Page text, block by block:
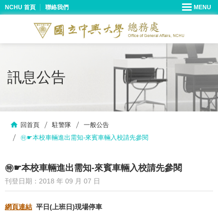
NCHU 首頁 聯絡我們
訊息公告
回首頁 駐警隊
一般公告
㊕☛本校車輛進出需知-來賓車輛入校請先參閱
㊕☛本校車輛進出需知-來賓車輛入校請先參閱
刊登日期：2018 年 09 月 07 日
網頁連結 平日(上班日)現場停車